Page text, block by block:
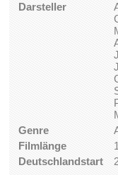
Darsteller
Genre
Filmlänge
Deutschlandstart